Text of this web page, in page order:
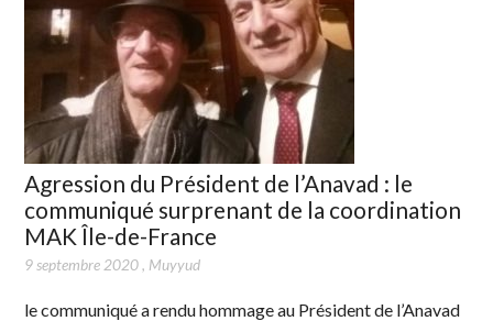
Agression du Président de l’Anavad : le
communiqué surprenant de la coordination
MAK Île-de-France
9 septembre 2020, Muyyud
le communiqué a rendu hommage au Président de l’Anavad